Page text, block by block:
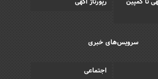
سرویس‌های خبری
اجتماعی